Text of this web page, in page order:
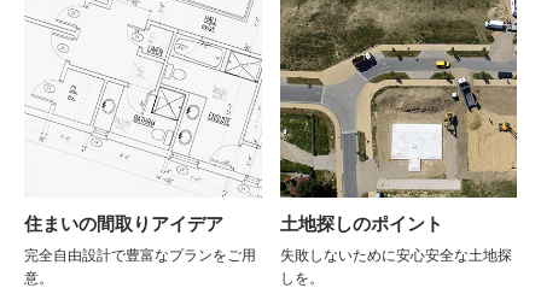
住まいの間取りアイデア
完全自由設計で豊富なプランをご用
意。
土地探しのポイント
失敗しないために安心安全な土地探
しを。